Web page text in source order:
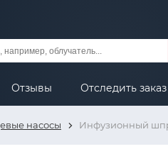
Отзывы Отследить заказ
насосы Инфузионный